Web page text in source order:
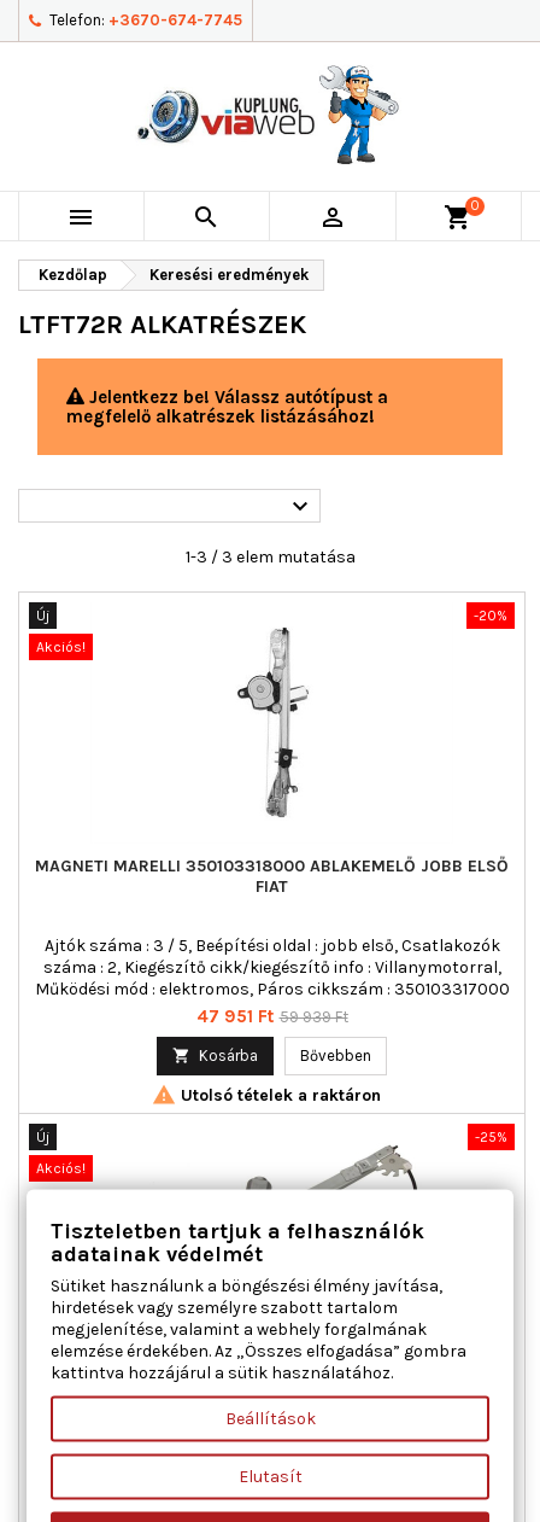
Telefon: +3670-674-7745
   shopping_cart0
Kezdőlap Keresési eredmények
LTFT72R ALKATRÉSZEK
Jelentkezz be! Válassz autótípust a
megfelelő alkatrészek listázásához!

1-3 / 3 elem mutatása
-20%
Új
Akciós!
MAGNETI MARELLI 350103318000 ABLAKEMELŐ JOBB ELSŐ
FIAT
Ajtók száma : 3 / 5, Beépítési oldal : jobb első, Csatlakozók
száma : 2, Kiegészítő cikk/kiegészítő info : Villanymotorral,
Működési mód : elektromos, Páros cikkszám : 350103317000
Ár
47 951 Ft Normál
59 939 Ft
 Kosárba Bővebben
 Utolsó tételek a raktáron
-25%
Új
Akciós!
MAXGEAR 50-0297 ABLAKEMELŐ JOBB ELSŐ FIAT
Ajtók száma : 3 / 5, Beépítési oldal : jobb első, Csatlakozók
száma : 2, Kiegészítő cikk/kiegészítő info : Villanymotorral,
Működési mód : elektromos, Páros cikkszám : 350103317000
Tiszteletben tartjuk a felhasználók
adatainak védelmét
Sütiket használunk a böngészési élmény javítása,
hirdetések vagy személyre szabott tartalom
megjelenítése, valamint a webhely forgalmának
elemzése érdekében. Az „Összes elfogadása” gombra
kattintva hozzájárul a sütik használatához.
Beállítások
Elutasít